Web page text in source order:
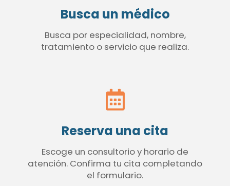
Busca un médico
Busca por especialidad, nombre,
tratamiento o servicio que realiza.
Reserva una cita
Escoge un consultorio y horario de
atención. Confirma tu cita completando
el formulario.